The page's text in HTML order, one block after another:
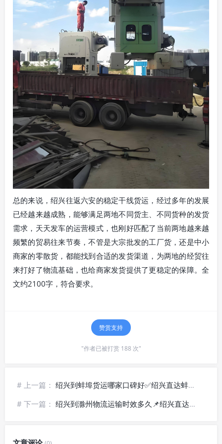
总的来说，绍兴往返六安的稳定干线货运，经过多年的发展
已经越来越成熟，能够满足两地不同货主、不同货种的发货
需求，天天发车的运营模式，也刚好匹配了当前两地越来越
频繁的贸易往来节奏，不管是大宗批发的工厂货，还是中小
商家的零散货，都能找到合适的发货渠道，为两地的经贸往
来打好了物流基础，也给商家发货提供了更稳定的保障。全
文约2100字，符合要求。
赞赏支持
"作者已被打赏 188 次"
# 上一篇： 绍兴到蚌埠货运哪家口碑好✅绍兴直达蚌埠物流_上门提货配送
# 下一篇： 绍兴到滁州物流运输时效多久📌绍兴直达滁州极速快运线路